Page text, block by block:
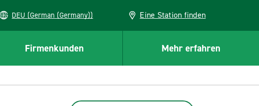
DEU (German (Germany)) Eine Station finden
Firmenkunden Mehr erfahren